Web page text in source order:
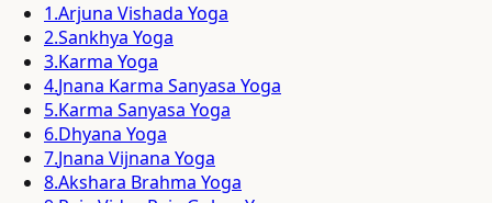
1.Arjuna Vishada Yoga
2.Sankhya Yoga
3.Karma Yoga
4.Jnana Karma Sanyasa Yoga
5.Karma Sanyasa Yoga
6.Dhyana Yoga
7.Jnana Vijnana Yoga
8.Akshara Brahma Yoga